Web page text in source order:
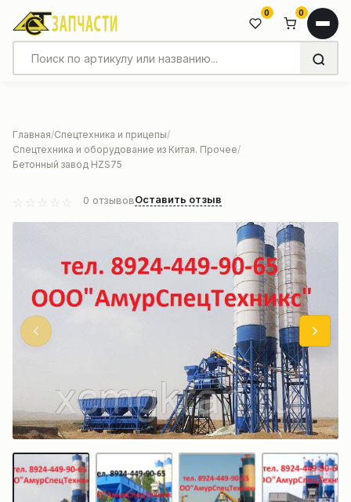
0 0
Главная Спецтехника и прицепы
Спецтехника и оборудование из Китая. Прочее
Бетонный завод HZS75
0 отзывовОставить отзыв